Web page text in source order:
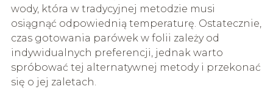
wody, która w tradycyjnej metodzie musi
osiągnąć odpowiednią temperaturę. Ostatecznie,
czas gotowania parówek w folii zależy od
indywidualnych preferencji, jednak warto
spróbować tej alternatywnej metody i przekonać
się o jej zaletach.